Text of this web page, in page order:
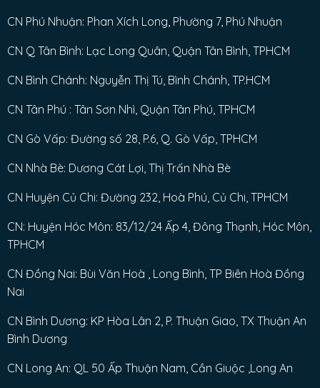
CN Phú Nhuận: Phan Xích Long, Phường 7, Phú Nhuận
CN Q Tân Bình: Lạc Long Quân, Quận Tân Bình, TPHCM
CN Bình Chánh: Nguyễn Thị Tú, Bình Chánh, TP.HCM
CN Tân Phú : Tân Sơn Nhì, Quận Tân Phú, TPHCM
CN Gò Vấp: Đường số 28, P.6, Q. Gò Vấp, TPHCM
CN Nhà Bè: Dương Cát Lợi, Thị Trấn Nhà Bè
CN Huyện Củ Chi: Đường 232, Hoà Phú, Củ Chi, TPHCM
CN: Huyện Hóc Môn: 83/12/24 Ấp 4, Đông Thạnh, Hóc Môn,
TPHCM
CN Đồng Nai: Bùi Văn Hoà , Long Bình, TP Biên Hoà Đồng
Nai
CN Bình Dương: KP Hòa Lân 2, P. Thuận Giao, TX Thuận An
Bình Dương
CN Long An: QL 50 Ấp Thuận Nam, Cần Giuộc ,Long An